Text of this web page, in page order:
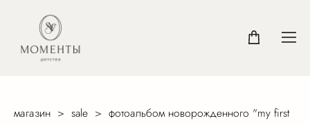
магазин > sale > фотоальбом новорожденного "my first